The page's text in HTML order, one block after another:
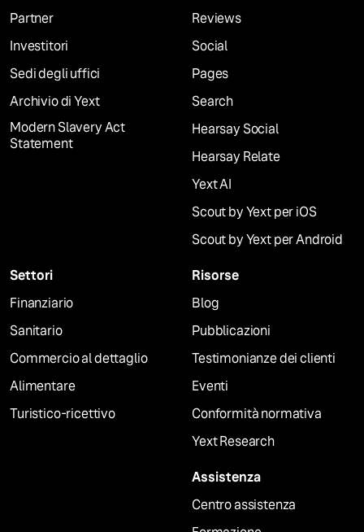
Partner
Investitori
Sedi degli uffici
Archivio di Yext
Modern Slavery Act
Statement
Reviews
Social
Pages
Search
Hearsay Social
Hearsay Relate
Yext AI
Scout by Yext per iOS
Scout by Yext per Android
Settori
Finanziario
Sanitario
Commercio al dettaglio
Alimentare
Turistico-ricettivo
Risorse
Blog
Pubblicazioni
Testimonianze dei clienti
Eventi
Conformità normativa
Yext Research
Assistenza
Centro assistenza